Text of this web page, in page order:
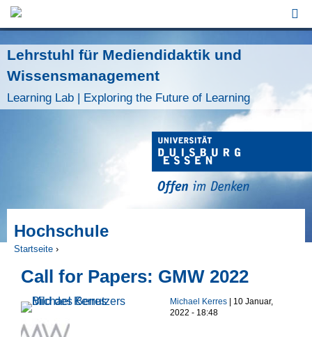
Lehrstuhl für Mediendidaktik und
Wissensmanagement
Learning Lab | Exploring the Future of Learning
Hochschule
Sie sind hier
Startseite ›
Call for Papers: GMW 2022
Michael Kerres | 10 Januar,
2022 - 18:48